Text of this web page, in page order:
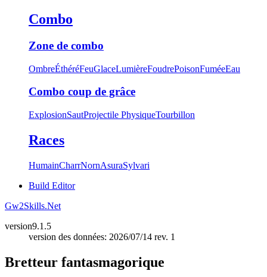
Combo
Zone de combo
OmbreÉthéréFeuGlaceLumièreFoudrePoisonFuméeEau
Combo coup de grâce
ExplosionSautProjectile PhysiqueTourbillon
Races
HumainCharrNornAsuraSylvari
Build Editor
Gw2Skills.Net
version9.1.5
version des données: 2026/07/14 rev. 1
Bretteur fantasmagorique